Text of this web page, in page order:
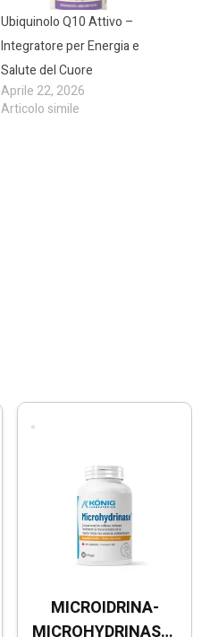
Ubiquinolo Q10 Attivo –
Integratore per Energia e
Salute del Cuore
Aprile 22, 2026
Articolo simile
MICROIDRINA-
MICROHYDRINASE |